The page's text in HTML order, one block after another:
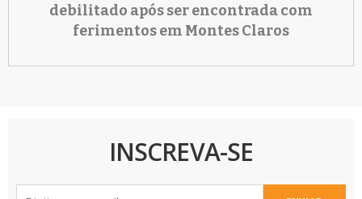
debilitado após ser encontrada com
ferimentos em Montes Claros
INSCREVA-SE